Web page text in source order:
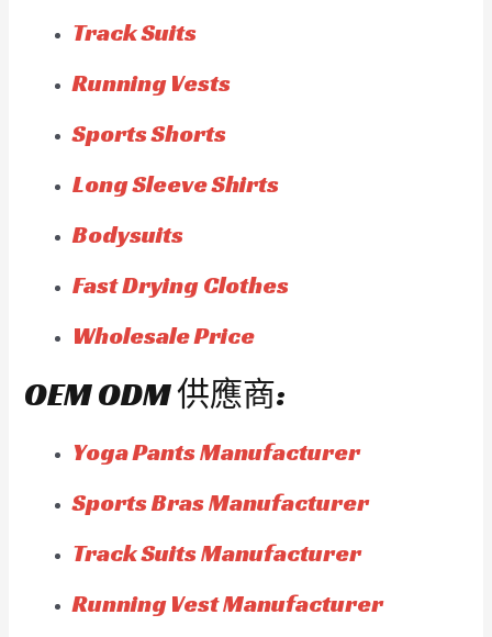
Track Suits
Running Vests
Sports Shorts
Long Sleeve Shirts
Bodysuits
Fast Drying Clothes
Wholesale Price
OEM ODM 供應商:
Yoga Pants Manufacturer
Sports Bras Manufacturer
Track Suits Manufacturer
Running Vest Manufacturer